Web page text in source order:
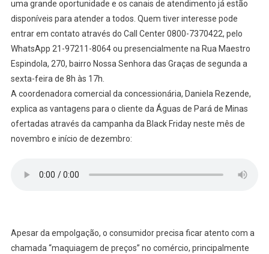
uma grande oportunidade e os canais de atendimento já estão
disponíveis para atender a todos. Quem tiver interesse pode
entrar em contato através do Call Center 0800-7370422, pelo
WhatsApp 21-97211-8064 ou presencialmente na Rua Maestro
Espindola, 270, bairro Nossa Senhora das Graças de segunda a
sexta-feira de 8h às 17h.
A coordenadora comercial da concessionária, Daniela Rezende,
explica as vantagens para o cliente da Águas de Pará de Minas
ofertadas através da campanha da Black Friday neste mês de
novembro e início de dezembro:
Apesar da empolgação, o consumidor precisa ficar atento com a
chamada “maquiagem de preços” no comércio, principalmente